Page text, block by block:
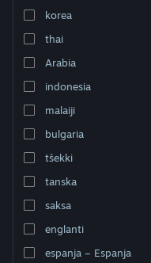
Hanki Steam-mobiilisovellus
Näytä työpöytäsivusto
korea
thai
Arabia
indonesia
malaiji
bulgaria
tšekki
tanska
saksa
englanti
espanja – Espanja